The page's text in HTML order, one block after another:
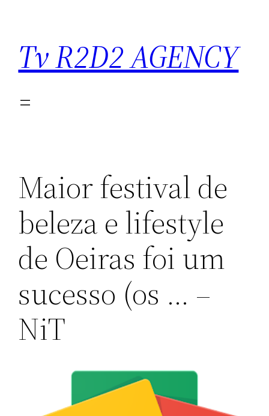
conteúdo
Tv R2D2 AGENCY
Maior festival de
beleza e lifestyle
de Oeiras foi um
sucesso (os … –
NiT